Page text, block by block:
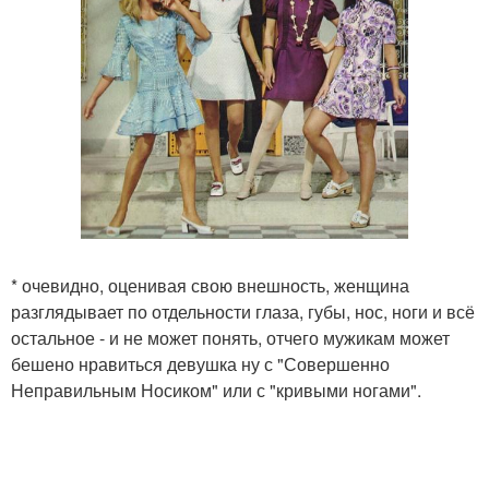
* очевидно, оценивая свою внешность, женщина
разглядывает по отдельности глаза, губы, нос, ноги и всё
остальное - и не может понять, отчего мужикам может
бешено нравиться девушка ну с "Совершенно
Неправильным Носиком" или с "кривыми ногами".